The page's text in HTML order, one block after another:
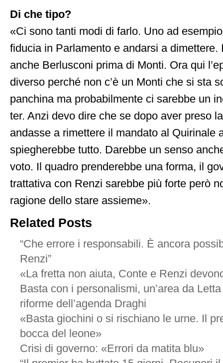
Di che tipo?
«Ci sono tanti modi di farlo. Uno ad
fiducia in Parlamento e andarsi a dimettere.
anche Berlusconi prima di Monti. Ora qui
diverso perché non c’è un Monti che si sta
panchina ma probabilmente ci sarebbe un
ter. Anzi devo dire che se dopo aver preso
andasse a rimettere il mandato al Quirinale
spiegherebbe tutto. Darebbe un senso
voto. Il quadro prenderebbe una forma, il
trattativa con Renzi sarebbe più forte però
ragione dello stare assieme».
Related Posts
“Che errore i responsabili. È ancora
Renzi”
«La fretta non aiuta, Conte e Renzi
Basta con i personalismi, un’area da
riforme dell’agenda Draghi
«Basta giochini o si rischiano le urne. Il
bocca del leone»
Crisi di governo: «Errori da matita blu»